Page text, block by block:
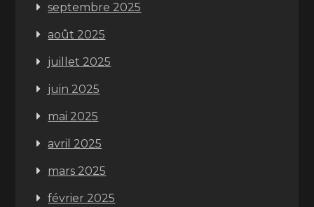
septembre 2025
août 2025
juillet 2025
juin 2025
mai 2025
avril 2025
mars 2025
février 2025